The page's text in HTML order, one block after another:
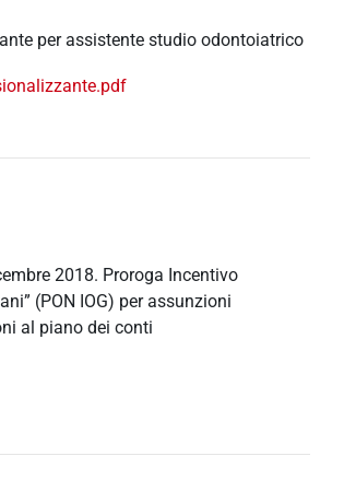
per assistente studio odontoiatrico
2018. Proroga Incentivo
(PON IOG) per assunzioni
al piano dei conti